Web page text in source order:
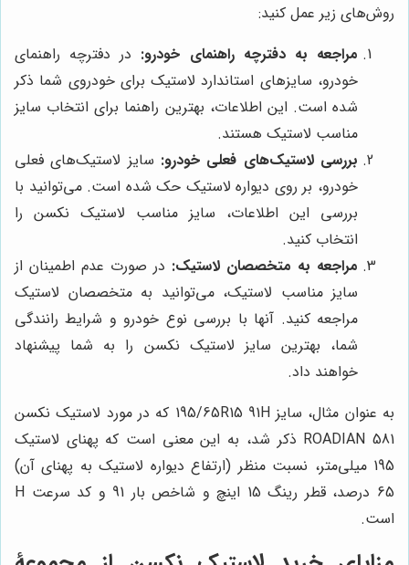
روش‌های زیر عمل کنید:
مراجعه به دفترچه راهنمای خودرو: در دفترچه راهنمای
خودرو، سایزهای استاندارد لاستیک برای خودروی شما ذکر
شده است. این اطلاعات، بهترین راهنما برای انتخاب سایز
مناسب لاستیک هستند.
بررسی لاستیک‌های فعلی خودرو: سایز لاستیک‌های فعلی
خودرو، بر روی دیواره لاستیک حک شده است. می‌توانید با
بررسی این اطلاعات، سایز مناسب لاستیک نکسن را
انتخاب کنید.
مراجعه به متخصصان لاستیک: در صورت عدم اطمینان از
سایز مناسب لاستیک، می‌توانید به متخصصان لاستیک
مراجعه کنید. آنها با بررسی نوع خودرو و شرایط رانندگی
شما، بهترین سایز لاستیک نکسن را به شما پیشنهاد
خواهند داد.
به عنوان مثال، سایز 195/65R15 91H که در مورد لاستیک نکسن
ROADIAN 581 ذکر شد، به این معنی است که پهنای لاستیک
195 میلی‌متر، نسبت منظر (ارتفاع دیواره لاستیک به پهنای آن)
65 درصد، قطر رینگ 15 اینچ و شاخص بار 91 و کد سرعت H
است.